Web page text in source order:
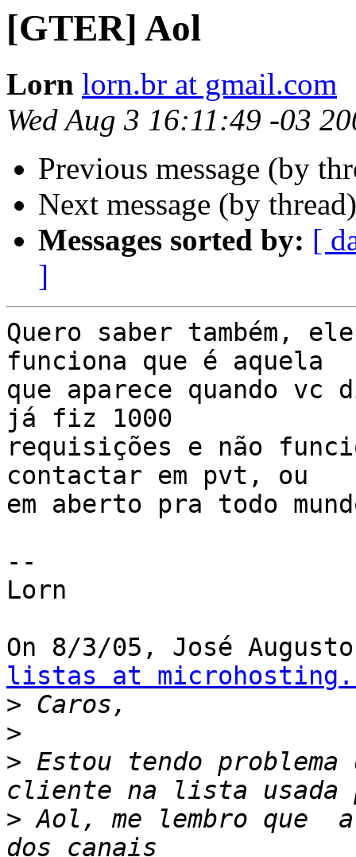
[GTER] Aol
Lorn lorn.br at gmail.com
Wed Aug 3 16:11:49 -03
Previous message (by
Next message (by
Messages sorted by: [
]
Quero saber também,
funciona que é aquela
que aparece quando
já fiz 1000
requisições e não
contactar em pvt, ou
em aberto pra todo
--
Lorn
On 8/3/05, José
listas at
>
>
> Estou tendo
> Aol, me lembro que